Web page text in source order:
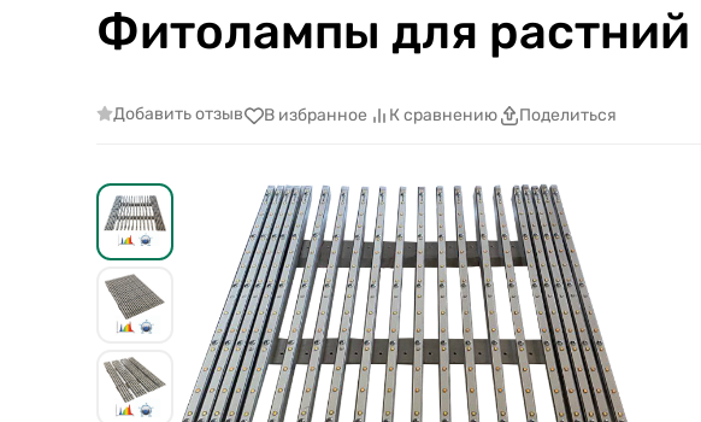
Фитолампы для растний
Добавить отзыв В избранное К сравнению Поделиться